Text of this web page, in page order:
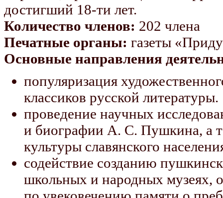
достигший 18-ти лет.
Количество членов: 202 члена
Печатные органы: газеты
Основные направления
популяризация
классиков русской литературы.
проведение научных
и биографии А. С. Пушкина, а
культуры славянского
содействие созданию
школьных и народных музеях,